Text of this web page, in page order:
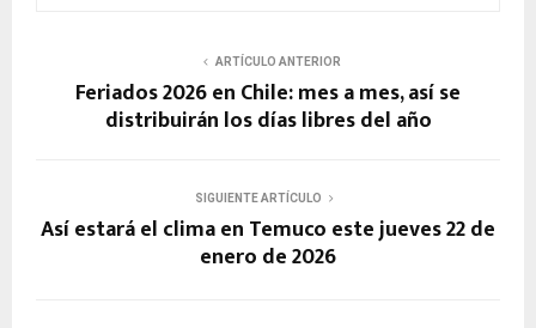
ARTÍCULO ANTERIOR
Feriados 2026 en Chile: mes a mes, así se
distribuirán los días libres del año
SIGUIENTE ARTÍCULO
Así estará el clima en Temuco este jueves 22 de
enero de 2026